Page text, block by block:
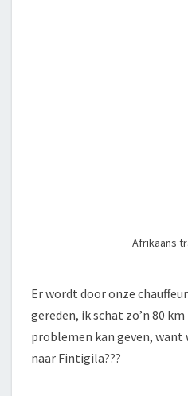
Afrikaans
Er wordt door onze
gereden, ik schat zo’n 80
problemen kan geven, want
naar Fintigila???